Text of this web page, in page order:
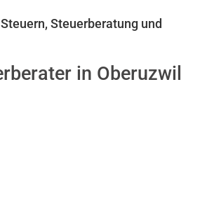
Steuerberatung und
in Oberuzwil